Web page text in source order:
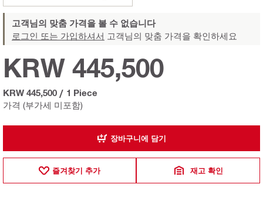
고객님의 맞춤 가격을 볼 수 없습니다
로그인 또는 가입하셔서 고객님의 맞춤 가격을 확인하세요
가격 (부가세 미포함)
KRW 445,500
KRW 445,500 / 1 Piece
장바구니에 담기
즐겨찾기 추가 재고 확인